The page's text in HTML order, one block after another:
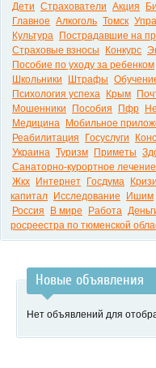
Дети Страхователи Акция
Главное Алкоголь Томск
Культура
Пострадавшие на
Страховые взносы
Конкурс
Пособие по уходу за ребенком
Школьники
Штрафы
Психология успеха
Крым
Мошенники
Пособия Пфр
Медицина
Мобильное
Реабилитация
Госуслуги
Украина Туризм Приметы
Санаторно-курортное лечение
Жкх
Интернет Госдума
капитал
Исследование Ишим
Россия
В мире Работа
росреестра по тюменской
Новые объявления
Нет объявлений для